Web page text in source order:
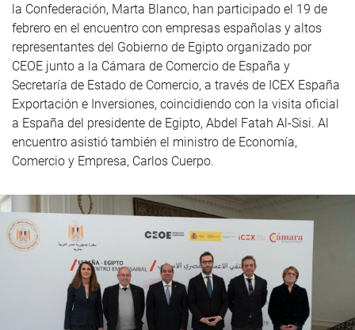
la Confederación, Marta Blanco, han participado el 19 de
febrero en el encuentro con empresas españolas y altos
representantes del Gobierno de Egipto organizado por
CEOE junto a la Cámara de Comercio de España y
Secretaría de Estado de Comercio, a través de ICEX España
Exportación e Inversiones, coincidiendo con la visita oficial
a España del presidente de Egipto, Abdel Fatah Al-Sisi. Al
encuentro asistió también el ministro de Economía,
Comercio y Empresa, Carlos Cuerpo.